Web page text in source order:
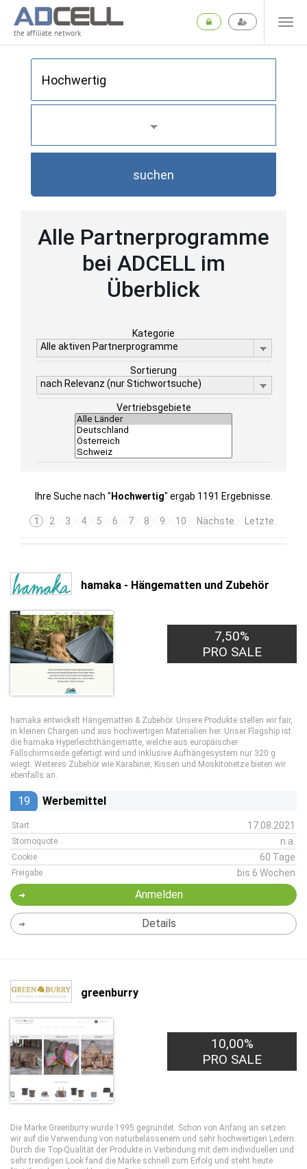
the affiliate network
suchen
Alle Partnerprogramme
bei ADCELL im
Überblick
Kategorie
Alle aktiven Partnerprogramme
Sortierung
nach Relevanz (nur Stichwortsuche)
Vertriebsgebiete
Ihre Suche nach " Hochwertig" ergab 1191 Ergebnisse.
1 2 3 4 5 6 7 8 9 10 Nächste Letzte
hamaka - Hängematten und Zubehör
7,50%
PRO SALE
hamaka entwickelt Hängematten & Zubehör. Unsere Produkte stellen wir fair,
in kleinen Chargen und aus hochwertigen Materialien her. Unser Flagship ist
die hamaka Hyperleichthängematte, welche aus europäischer
Fallschirmseide gefertigt wird und inklusive Aufhängesystem nur 320 g
wiegt. Weiteres Zubehör wie Karabiner, Kissen und Moskitonetze bieten wir
ebenfalls an.
19 Werbemittel
Start 17.08.2021
Stornoquote n.a.
Cookie 60 Tage
Freigabe bis 6 Wochen
Anmelden
Details
greenburry
10,00%
PRO SALE
Die Marke Greenburry wurde 1995 gegründet. Schon von Anfang an setzen
wir auf die Verwendung von naturbelassenem und sehr hochwertigen Ledern.
Durch die Top-Qualität der Produkte in Verbindung mit dem individuellen und
sehr trendigen Look fand die Marke schnell zum Erfolg und steht heute